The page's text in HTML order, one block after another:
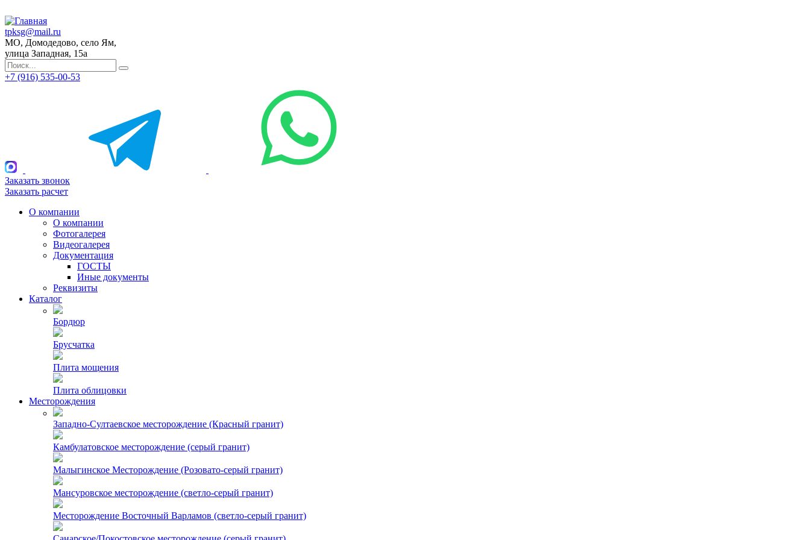
tpksg@mail.ru
МО, Домодедово, село Ям,
улица Западная, 15а
+7 (916) 535-00-53
Заказать звонок
Заказать расчет
О компании
О компании
Фотогалерея
Видеогалерея
Документация
ГОСТЫ
Иные документы
Реквизиты
Каталог
Бордюр
Брусчатка
Плита мощения
Плита облицовки
Месторождения
Западно-Султаевское месторождение (Красный гранит)
Камбулатовское месторождение (cерый гранит)
Малыгинское Месторождение (Розовато-серый гранит)
Мансуровское месторождение (светло-серый гранит)
Месторождение Восточный Варламов (светло-серый гранит)